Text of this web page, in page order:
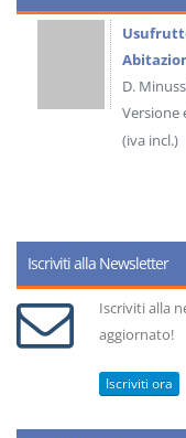
D.
Versione
(iva incl.)
Iscriviti alla Newsletter
Iscriviti alla
aggiornato!
Iscriviti ora